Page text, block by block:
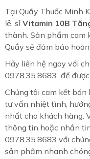
Tại Quầy Thuốc Minh
lẻ, sỉ Vitamin 10B
thành. Sản phẩm cam
Quầy sẽ đảm bảo
Hãy liên hệ ngay với
0978.35.8683 để
Chúng tôi cam kết bán
tư vấn nhiệt tình,
nhất cho khách hàng.
thông tin hoặc nhắn
0978.35.8683 với
sản phẩm nhanh